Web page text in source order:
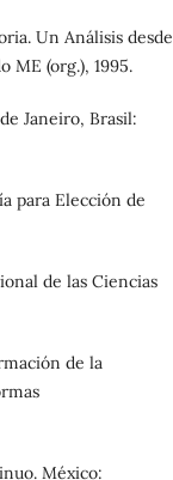
Un Análisis desde
ME (org.), 1995.
Janeiro, Brasil:
para Elección de
de las Ciencias
de la
México: